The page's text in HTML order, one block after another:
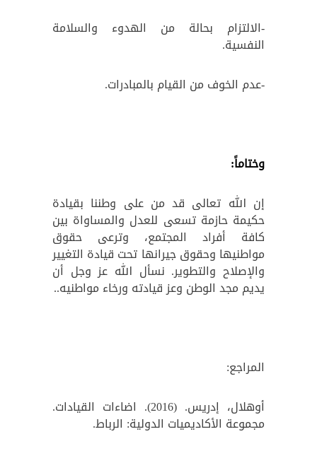
-الالتزام بحالة من الهدوء والسلامة
النفسية.
-عدم الخوف من القيام بالمبادرات.
وختاماً:
إن الله تعالى قد من على وطننا بقيادة
حكيمة حازمة تسعى للعدل والمساواة بين
كافة أفراد المجتمع، وترعى حقوق
مواطنيها وحقوق جيرانها تحت قيادة التغيير
والإصلاح والتطوير. نسأل الله عز وجل أن
يديم مجد الوطن وعز قيادته ورخاء مواطنيه..
المراجع:
أوهلال، إدريس. (2016). اضاءات القيادات.
مجموعة الأكاديميات الدولية: الرباط.